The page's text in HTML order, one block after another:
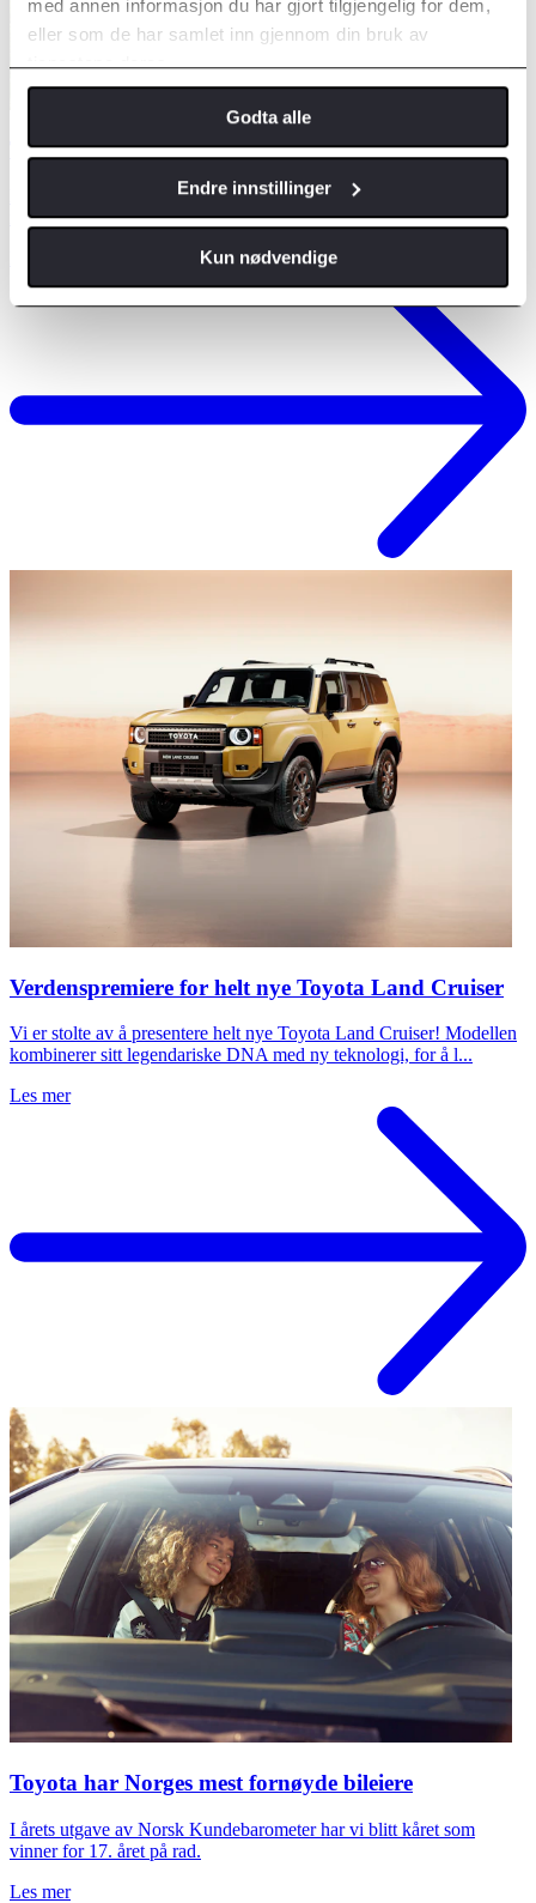
med annen informasjon du har gjort tilgjengelig for dem,
eller som de har samlet inn gjennom din bruk av
tjenestene deres.
Godta alle
Endre innstillinger
Kun nødvendige
Toyota er Norges mest solgte bilmerke i oktober
Ferske tall fra OFV viser at Toyota topper statistikken over
nyregistrerte person- og varebiler i oktober.
Verdenspremiere for helt nye Toyota Land Cruiser
Vi er stolte av å presentere helt nye Toyota Land Cruiser! Modellen
kombinerer sitt legendariske DNA med ny teknologi, for å l...
Les mer
Toyota har Norges mest fornøyde bileiere
I årets utgave av Norsk Kundebarometer har vi blitt kåret som
vinner for 17. året på rad.
Les mer